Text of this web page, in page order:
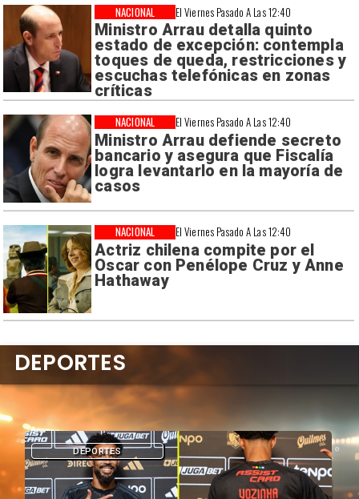
El Viernes Pasado A Las 12:40
Ministro Arrau detalla quinto
estado de excepción: contempla
toques de queda, restricciones y
escuchas telefónicas en zonas
críticas
NACIONAL
El Viernes Pasado A Las 12:40
Ministro Arrau defiende secreto
bancario y asegura que Fiscalía
logra levantarlo en la mayoría de
casos
NACIONAL
El Viernes Pasado A Las 12:40
Actriz chilena compite por el
Oscar con Penélope Cruz y Anne
Hathaway
NACIONAL
DEPORTES
DEPORTES